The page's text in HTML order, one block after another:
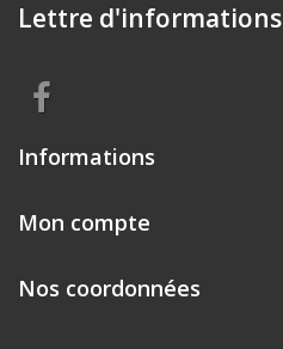
Lettre d'informations
Informations
Mon compte
Nos coordonnées